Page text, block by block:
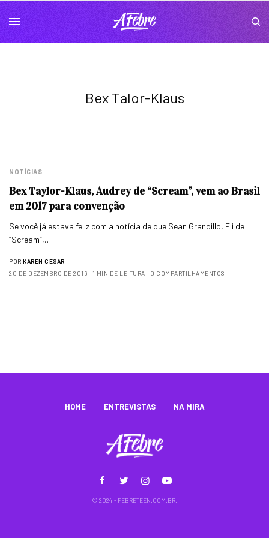
Bex Talor-Klaus
NOTÍCIAS
Bex Taylor-Klaus, Audrey de “Scream”, vem ao Brasil
em 2017 para convenção
Se você já estava feliz com a notícia de que Sean Grandillo, Eli de
“Scream”,…
POR KAREN CESAR
20 DE DEZEMBRO DE 2016
1 MIN DE LEITURA 0 COMPARTILHAMENTOS
HOME ENTREVISTAS NA MIRA
© 2024 - FEBRETEEN.COM.BR.